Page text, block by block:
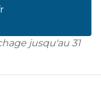
jusqu'au 31